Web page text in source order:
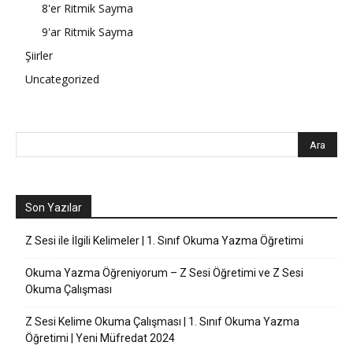
8'er Ritmik Sayma
9'ar Ritmik Sayma
Şiirler
Uncategorized
Son Yazılar
Z Sesi ile İlgili Kelimeler | 1. Sınıf Okuma Yazma Öğretimi
Okuma Yazma Öğreniyorum – Z Sesi Öğretimi ve Z Sesi
Okuma Çalışması
Z Sesi Kelime Okuma Çalışması | 1. Sınıf Okuma Yazma
Öğretimi | Yeni Müfredat 2024